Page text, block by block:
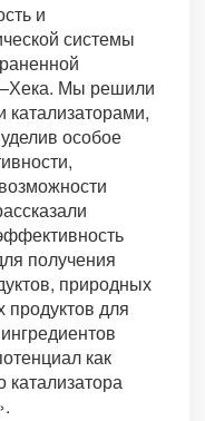
и
системы
Мы решили
особое
получения
природных
для
как
катализатора